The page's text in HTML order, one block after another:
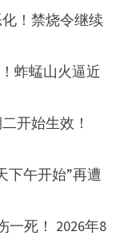
！禁烧令继续
蚱蜢山火逼近
开始生效！
下午开始”再遭
一死！ 2026年8